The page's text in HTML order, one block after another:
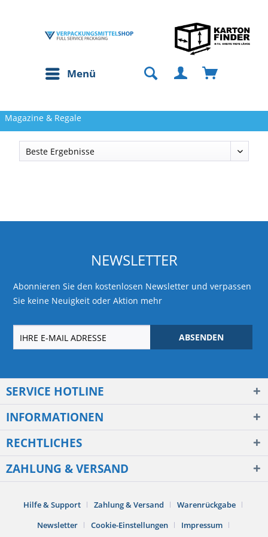
Menü
Magazine & Regale
NEWSLETTER
Abonnieren Sie den kostenlosen Newsletter und verpassen
Sie keine Neuigkeit oder Aktion mehr
ABSENDEN
SERVICE HOTLINE
INFORMATIONEN
RECHTLICHES
ZAHLUNG & VERSAND
Hilfe & Support Zahlung & Versand
Warenrückgabe
Newsletter
Cookie-Einstellungen Impressum